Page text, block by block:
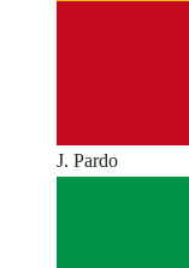
J. Pardo